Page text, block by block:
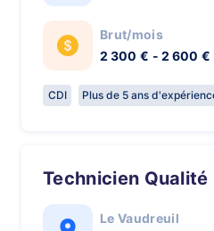
Brut/mois
2 300 € - 2 600 €
CDI Plus de 5 ans
Technicien
Le Vaudreuil